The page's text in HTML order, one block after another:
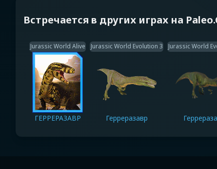
Встречается в других играх на
Jurassic World Alive
ГЕРРЕРАЗАВР
Jurassic World Evolution 3
Герреразавр
Jurassic World